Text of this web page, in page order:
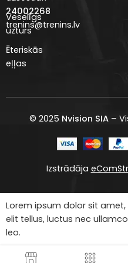
24002268
trenins@trenins.lv
Veselīgs
uzturs
Ēteriskās
eļļas
© 2025 Nvision SIA –
Izstrādāja
Lorem ipsum dolor sit
elit tellus, luctus nec
leo.